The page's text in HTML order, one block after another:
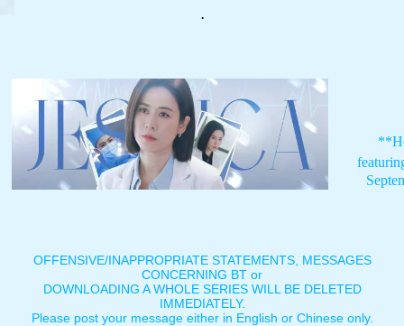
.
OFFENSIVE/INAPPROPRIATE STATEMENTS, MESSAGES
CONCERNING BT or
DOWNLOADING A WHOLE SERIES WILL BE DELETED
IMMEDIATELY.
Please post your message either in English or Chinese only.